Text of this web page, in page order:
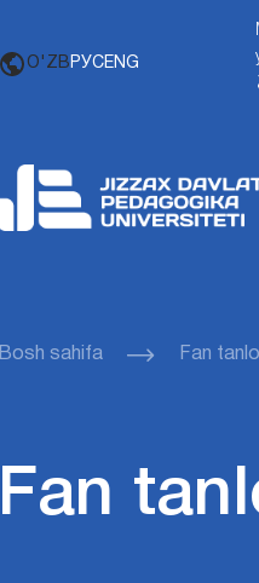
O'ZB РУСENG
Bosh sahifa Fan
Fan